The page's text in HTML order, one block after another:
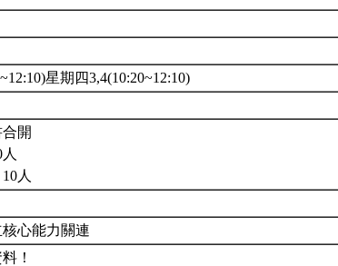
星期四3,4(10:20~12:10)
開
人
心能力關連
！